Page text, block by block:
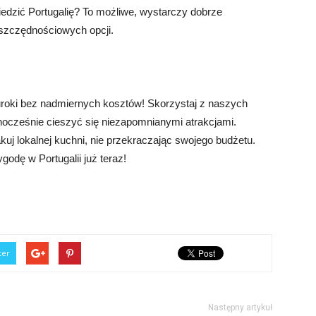
Portugalię? To możliwe, wystarczy dobrze
opcji.
bez nadmiernych kosztów! Skorzystaj z naszych
cieszyć się niezapomnianymi atrakcjami.
lokalnej kuchni, nie przekraczając swojego budżetu.
w Portugalii już teraz!
Następny artykuł